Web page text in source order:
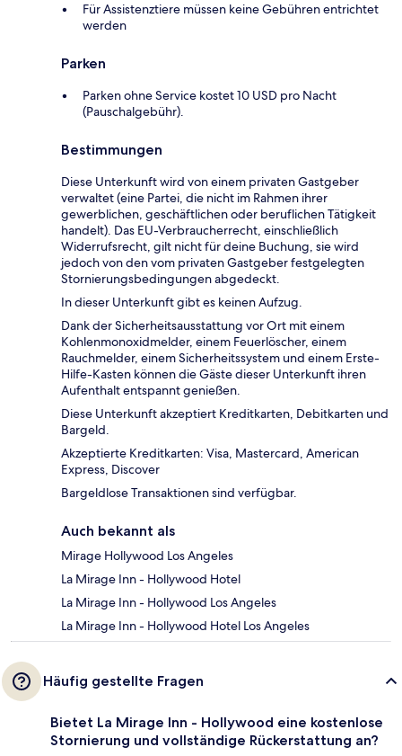
Für Assistenztiere müssen keine Gebühren entrichtet
werden
Parken
Parken ohne Service kostet 10 USD pro Nacht
(Pauschalgebühr).
Bestimmungen
Diese Unterkunft wird von einem privaten Gastgeber
verwaltet (eine Partei, die nicht im Rahmen ihrer
gewerblichen, geschäftlichen oder beruflichen Tätigkeit
handelt). Das EU-Verbraucherrecht, einschließlich
Widerrufsrecht, gilt nicht für deine Buchung, sie wird
jedoch von den vom privaten Gastgeber festgelegten
Stornierungsbedingungen abgedeckt.
In dieser Unterkunft gibt es keinen Aufzug.
Dank der Sicherheitsausstattung vor Ort mit einem
Kohlenmonoxidmelder, einem Feuerlöscher, einem
Rauchmelder, einem Sicherheitssystem und einem Erste-
Hilfe-Kasten können die Gäste dieser Unterkunft ihren
Aufenthalt entspannt genießen.
Diese Unterkunft akzeptiert Kreditkarten, Debitkarten und
Bargeld.
Akzeptierte Kreditkarten: Visa, Mastercard, American
Express, Discover
Bargeldlose Transaktionen sind verfügbar.
Auch bekannt als
Mirage Hollywood Los Angeles
La Mirage Inn - Hollywood Hotel
La Mirage Inn - Hollywood Los Angeles
La Mirage Inn - Hollywood Hotel Los Angeles
Häufig gestellte Fragen
Bietet La Mirage Inn - Hollywood eine kostenlose
Stornierung und vollständige Rückerstattung an?